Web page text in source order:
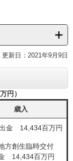
更新日：2021年9月9日
円）
歳入
金 14,434百万円​
方創生臨時交付
14,434百万円​